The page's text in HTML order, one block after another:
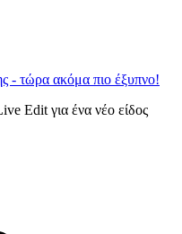
- τώρα ακόμα πιο έξυπνο!
Edit για ένα νέο είδος